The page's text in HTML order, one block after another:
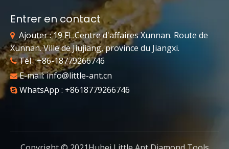
Entrer en contact
 Ajouter : 19 FL.Centre d'affaires Xunnan. Route de
Xunnan. Ville de Jiujiang, province du Jiangxi.
Tél : +86-18779266746
E-mail:info@little-ant.cn
 WhatsApp : +8618779266746